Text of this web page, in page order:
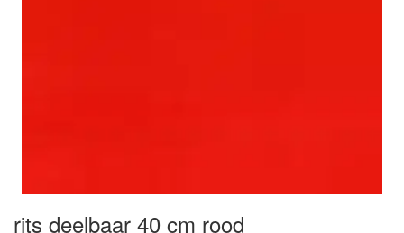
rits deelbaar 40 cm rood